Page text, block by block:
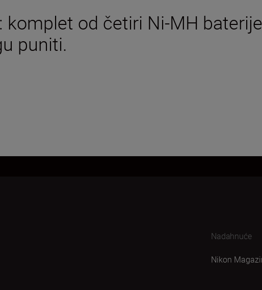
komplet od četiri Ni-MH baterije
puniti.
Nadahnuće
Nikon